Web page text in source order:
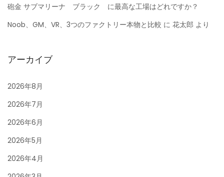
砲金 サブマリーナ ブラック に最高な工場はどれですか？
Noob、GM、VR、3つのファクトリー本物と比較 に 花太郎 より
アーカイブ
2026年8月
2026年7月
2026年6月
2026年5月
2026年4月